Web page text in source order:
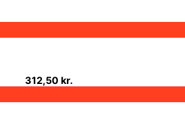
312,50 kr.